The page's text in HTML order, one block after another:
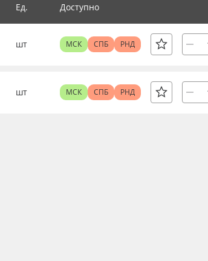
Ед. Доступно
шт МСК СПБ РНД
шт МСК СПБ РНД